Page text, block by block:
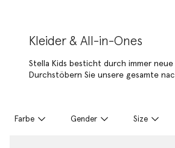
Kleider & All-in-Ones
Stella Kids besticht durch immer
Durchstöbern Sie unsere gesamte
Farbe Gender Size